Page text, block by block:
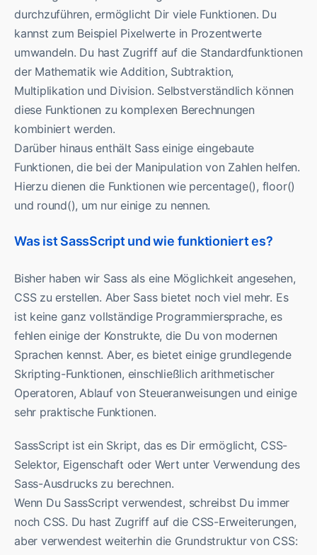
durchzuführen, ermöglicht Dir viele Funktionen. Du
kannst zum Beispiel Pixelwerte in Prozentwerte
umwandeln. Du hast Zugriff auf die Standardfunktionen
der Mathematik wie Addition, Subtraktion,
Multiplikation und Division. Selbstverständlich können
diese Funktionen zu komplexen Berechnungen
kombiniert werden.
Darüber hinaus enthält Sass einige eingebaute
Funktionen, die bei der Manipulation von Zahlen helfen.
Hierzu dienen die Funktionen wie percentage(), floor()
und round(), um nur einige zu nennen.
Was ist SassScript und wie funktioniert es?
Bisher haben wir Sass als eine Möglichkeit angesehen,
CSS zu erstellen. Aber Sass bietet noch viel mehr. Es
ist keine ganz vollständige Programmiersprache, es
fehlen einige der Konstrukte, die Du von modernen
Sprachen kennst. Aber, es bietet einige grundlegende
Skripting-Funktionen, einschließlich arithmetischer
Operatoren, Ablauf von Steueranweisungen und einige
sehr praktische Funktionen.
SassScript ist ein Skript, das es Dir ermöglicht, CSS-
Selektor, Eigenschaft oder Wert unter Verwendung des
Sass-Ausdrucks zu berechnen.
Wenn Du SassScript verwendest, schreibst Du immer
noch CSS. Du hast Zugriff auf die CSS-Erweiterungen,
aber verwendest weiterhin die Grundstruktur von CSS: